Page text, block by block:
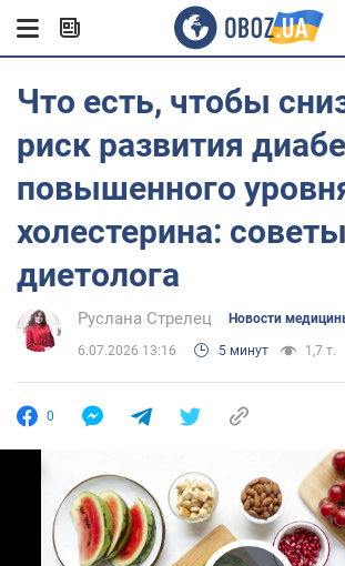
Что есть, чтобы
риск развития
повышенного
холестерина: советы
диетолога
Руслана Стрелец Новости
6.07.2026 13:16 5 минут 1,7 т.
0